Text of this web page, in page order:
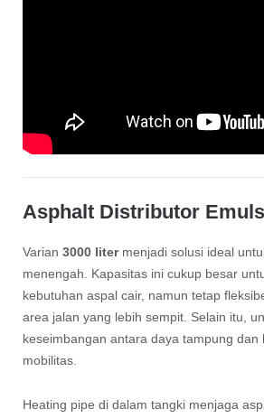
Asphalt Distributor
Varian 3000 litermenjadi solusi ideal
menengah. Kapasitas ini cukup besar
kebutuhan aspal cair, namun tetap
area jalan yang lebih sempit. Selain itu,
keseimbangan antara daya tampung dan
mobilitas.
Heating pipe di dalam tangki menjaga